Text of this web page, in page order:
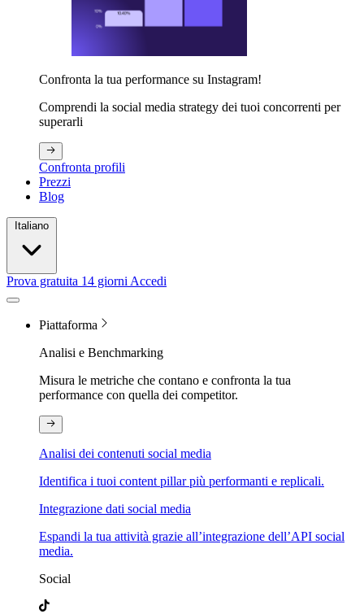
Confronta la tua performance su Instagram!
Comprendi la social media strategy dei tuoi concorrenti per
superarli
Confronta profili
Prezzi
Blog
Prova gratuita 14 giorni Accedi
Piattaforma
Analisi e Benchmarking
Misura le metriche che contano e confronta la tua
performance con quella dei competitor.
Analisi dei contenuti social media
Identifica i tuoi content pillar più performanti e replicali.
Integrazione dati social media
Espandi la tua attività grazie all’integrazione dell’API social
media.
Social